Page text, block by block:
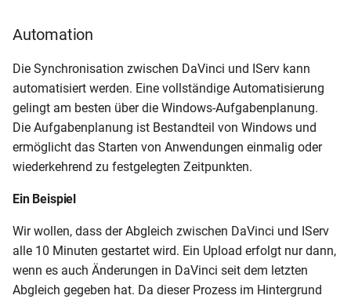
Automation
Die Synchronisation zwischen DaVinci und IServ kann
automatisiert werden. Eine vollständige Automatisierung
gelingt am besten über die Windows-Aufgabenplanung.
Die Aufgabenplanung ist Bestandteil von Windows und
ermöglicht das Starten von Anwendungen einmalig oder
wiederkehrend zu festgelegten Zeitpunkten.
Ein Beispiel
Wir wollen, dass der Abgleich zwischen DaVinci und IServ
alle 10 Minuten gestartet wird. Ein Upload erfolgt nur dann,
wenn es auch Änderungen in DaVinci seit dem letzten
Abgleich gegeben hat. Da dieser Prozess im Hintergrund